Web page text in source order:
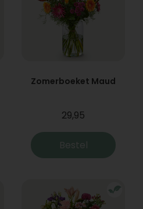
Zomerboeket Maud
29,95
Bestel